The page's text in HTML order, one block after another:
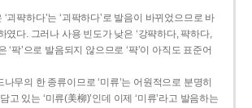
괴퍅하다’는 ‘괴팍하다’로 발음이 바뀌었으므로 바
였다. 그러나 사용 빈도가 낮은 ‘강퍅하다, 퍅하다,
‘팍’으로 발음되지 않으므로 ‘퍅’이 아직도 표준어
무의 한 종류이므로 ‘미류’는 어원적으로 분명히
고 있는 ‘미류(美柳)’인데 이제 ‘미류’라고 발음하는